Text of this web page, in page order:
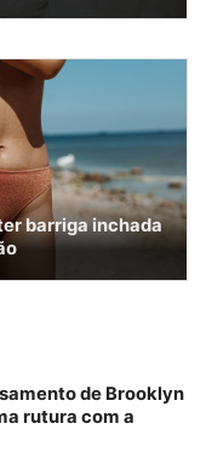
barriga inchada
de Brooklyn
rutura com a